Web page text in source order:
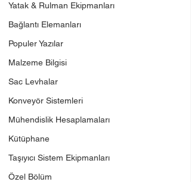
Yatak & Rulman Ekipmanları
Bağlantı Elemanları
Populer Yazılar
Malzeme Bilgisi
Sac Levhalar
Konveyör Sistemleri
Mühendislik Hesaplamaları
Kütüphane
Taşıyıcı Sistem Ekipmanları
Özel Bölüm